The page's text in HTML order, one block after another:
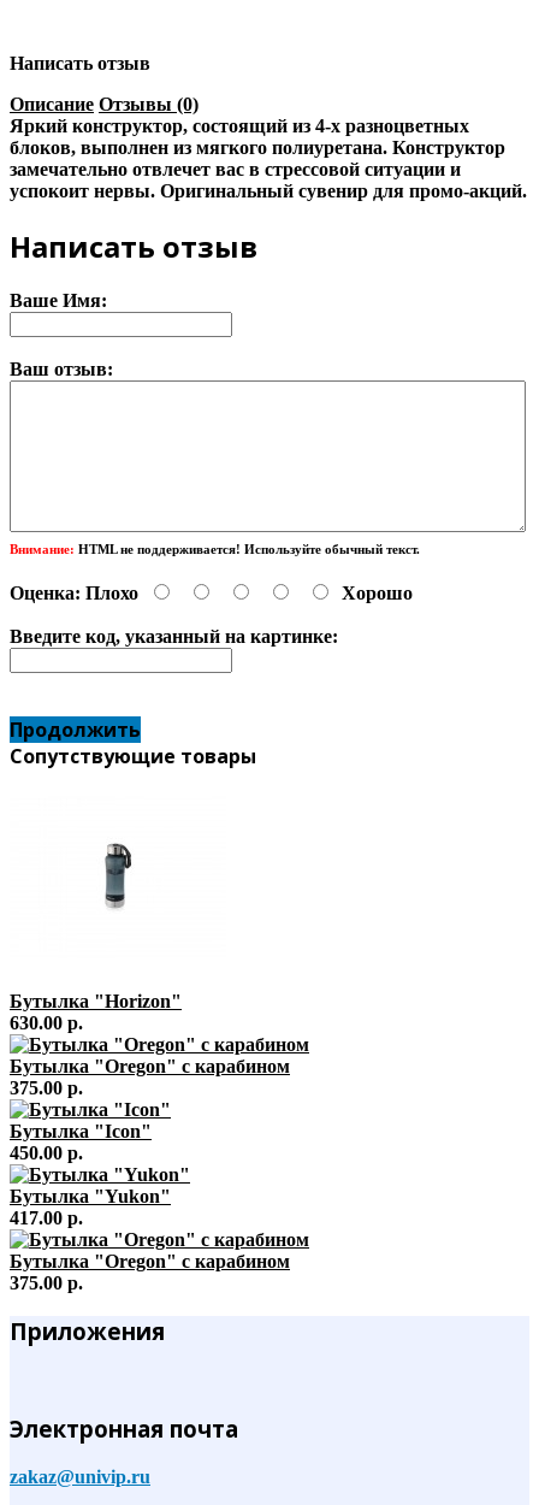
Написать отзыв
Описание Отзывы (0)
Яркий конструктор, состоящий из 4-х разноцветных
блоков, выполнен из мягкого полиуретана. Конструктор
замечательно отвлечет вас в стрессовой ситуации и
успокоит нервы. Оригинальный сувенир для промо-акций.
Написать отзыв
Ваше Имя:
Ваш отзыв:
Внимание: HTML не поддерживается! Используйте обычный текст.
Оценка: Плохо Хорошо
Введите код, указанный на картинке:
Продолжить
Сопутствующие товары
Бутылка "Horizon"
630.00 р.
Бутылка "Oregon" с карабином
375.00 р.
Бутылка "Icon"
450.00 р.
Бутылка "Yukon"
417.00 р.
Бутылка "Oregon" с карабином
375.00 р.
Приложения
Электронная почта
zakaz@univip.ru